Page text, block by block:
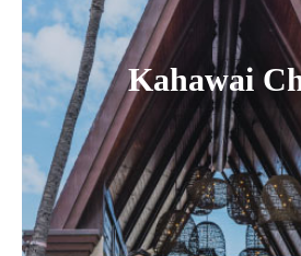
Kahawai